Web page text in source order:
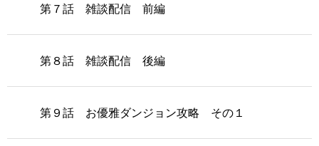
第７話 雑談配信 前編
第８話 雑談配信 後編
第９話 お優雅ダンジョン攻略 その１